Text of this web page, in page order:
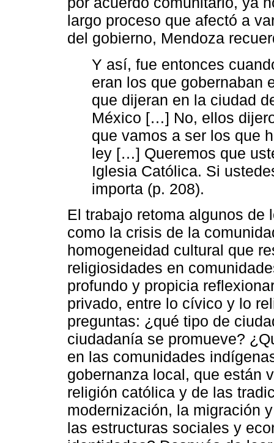
largo proceso que afectó a
del gobierno, Mendoza
Y así, fue entonces
eran los que gobernaban
que dijeran en la ciudad
México […] No, ellos
que vamos a ser los que
ley […] Queremos que
Iglesia Católica. Si
importa (p. 208).
El trabajo retoma algunos de
como la crisis de la
homogeneidad cultural que
religiosidades en
profundo y propicia
privado, entre lo cívico y lo
preguntas: ¿qué tipo de
ciudadanía se promueve?
en las comunidades
gobernanza local, que están
religión católica y de las
modernización, la migración
las estructuras sociales y